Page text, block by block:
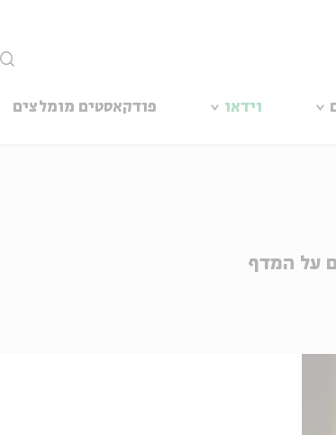
וידאו פודקאסטים מומלצים
על המדף